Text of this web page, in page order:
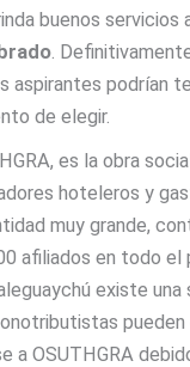
buenos servicios
.
aspirantes podrían
de elegir.
es la obra
hoteleros y
muy grande,
afiliados en todo el
existe una
pueden
a OSUTHGRA